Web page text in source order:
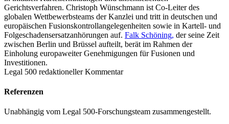
Gerichtsverfahren. Christoph Wünschmann ist Co-Leiter des
globalen Wettbewerbsteams der Kanzlei und tritt in deutschen und
europäischen Fusionskontrollangelegenheiten sowie in Kartell- und
Folgeschadensersatzanhörungen auf. Falk Schöning, der seine Zeit
zwischen Berlin und Brüssel aufteilt, berät im Rahmen der
Einholung europaweiter Genehmigungen für Fusionen und
Investitionen.
Legal 500 redaktioneller Kommentar
Referenzen
Unabhängig vom Legal 500-Forschungsteam zusammengestellt.